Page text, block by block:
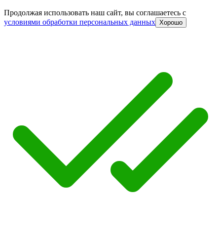
Продолжая использовать наш сайт, вы соглашаетесь c
условиями обработки персональных данных Хорошо